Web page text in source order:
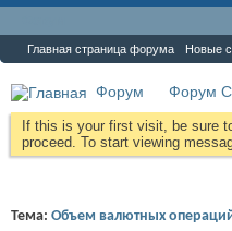
Главная страница форума Новые
Форум Форум
If this is your first visit, be sure
proceed. To start viewing
Тема: Объем валютных